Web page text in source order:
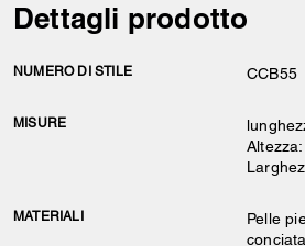
Dettagli prodotto
NUMERO DI STILE CCB55
MISURE
MATERIALI
Pelle